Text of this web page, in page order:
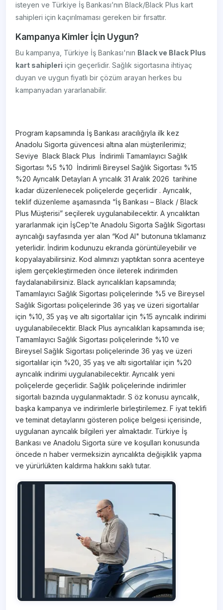
isteyen ve Türkiye İş Bankası’nın Black/Black Plus kart
sahipleri için kaçırılmaması gereken bir fırsattır.
Kampanya Kimler İçin Uygun?
Bu kampanya, Türkiye İş Bankası'nın Black ve Black Plus
kart sahipleri için geçerlidir. Sağlık sigortasına ihtiyaç
duyan ve uygun fiyatlı bir çözüm arayan herkes bu
kampanyadan yararlanabilir.
Program kapsamında İş Bankası aracılığıyla ilk kez
Anadolu Sigorta güvencesi altına alan müşterilerimiz; ​
Seviye ​ Black ​Black Plus ​ İndirimli Tamamlayıcı Sağlık
Sigortası ​%5 ​%10 ​ İndirimli Bireysel Sağlık Sigortası ​%15 ​
%20 Ayrıcalık Detayları A yrıcalık 31 Aralık 2026 tarihine
kadar düzenlenecek poliçelerde geçerlidir . Ayrıcalık,
teklif düzenleme aşamasında “İş Bankası – Black / Black
Plus Müşterisi” seçilerek uygulanabilecektir. A yrıcalıktan
yararlanmak için İşCep'te Anadolu Sigorta Sağlık Sigortası
ayrıcalığı sayfasında yer alan “Kod Al" butonuna tıklamanız
yeterlidir. İndirim kodunuzu ekranda görüntüleyebilir ve
kopyalayabilirsiniz. Kod alımınızı yaptıktan sonra acenteye
işlem gerçekleştirmeden önce ileterek indirimden
faydalanabilirsiniz. Black ayrıcalıkları kapsamında;
Tamamlayıcı Sağlık Sigortası poliçelerinde %5 ve Bireysel
Sağlık Sigortası poliçelerinde 36 yaş ve üzeri sigortalılar
için %10, 35 yaş ve altı sigortalılar için %15 ayrıcalık indirimi
uygulanabilecektir. Black Plus ayrıcalıkları kapsamında ise;
Tamamlayıcı Sağlık Sigortası poliçelerinde %10 ve
Bireysel Sağlık Sigortası poliçelerinde 36 yaş ve üzeri
sigortalılar için %20, 35 yaş ve altı sigortalılar için %20
ayrıcalık indirimi uygulanabilecektir. Ayrıcalık yeni
poliçelerde geçerlidir. Sağlık poliçelerinde indirimler
sigortalı bazında uygulanmaktadır. S öz konusu ayrıcalık,
başka kampanya ve indirimlerle birleştirilemez. F iyat teklifi
ve teminat detaylarını gösteren poliçe belgesi içerisinde,
uygulanan ayrıcalık bilgileri yer almaktadır. Türkiye İş
Bankası ve Anadolu Sigorta süre ve koşulları konusunda
öncede n haber vermeksizin ayrıcalıkta değişiklik yapma
ve yürürlükten kaldırma hakkını saklı tutar. ​